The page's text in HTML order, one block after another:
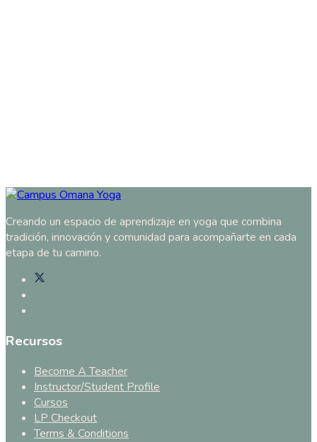
Creando un espacio de aprendizaje en yoga que combina
tradición, innovación y comunidad para acompañarte en cada
etapa de tu camino.
Recursos
Become A Teacher
Instructor/Student Profile
Cursos
LP Checkout
Terms & Conditions